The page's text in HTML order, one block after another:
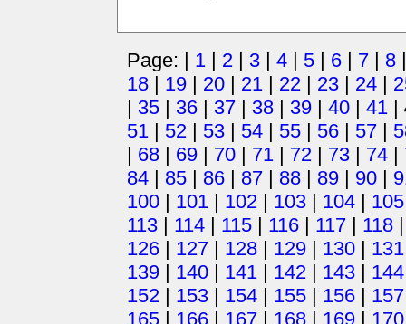
Page: | 1 | 2 | 3 | 4 | 5 | 6 | 7 | 8
18 | 19 | 20 | 21 | 22 | 23 | 24 |
| 35 | 36 | 37 | 38 | 39 | 40 | 41 |
51 | 52 | 53 | 54 | 55 | 56 | 57 |
| 68 | 69 | 70 | 71 | 72 | 73 | 74 |
84 | 85 | 86 | 87 | 88 | 89 | 90 |
100 | 101 | 102 | 103 | 104 | 105
113 | 114 | 115 | 116 | 117 | 118
126 | 127 | 128 | 129 | 130 | 131
139 | 140 | 141 | 142 | 143 | 144
152 | 153 | 154 | 155 | 156 | 157
165 | 166 | 167 | 168 | 169 | 170